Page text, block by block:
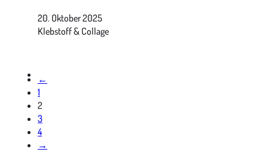
20. Oktober 2025
Klebstoff & Collage
←
1
2
3
4
→